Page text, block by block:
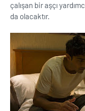
çalışan bir aşçı
da olacaktır.